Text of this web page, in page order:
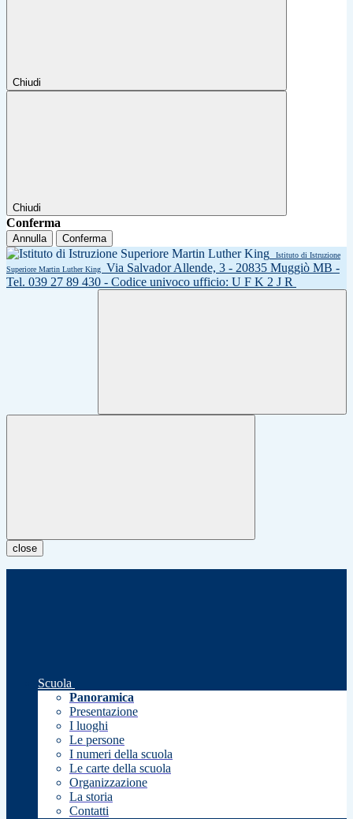
Chiudi
Chiudi
Conferma
Annulla Conferma
Istituto di Istruzione
Superiore Martin Luther King
Via Salvador Allende, 3 - 20835 Muggiò MB -
Tel. 039 27 89 430 - Codice univoco ufficio: U F K 2 J R
close
Scuola
Panoramica
Presentazione
I luoghi
Le persone
I numeri della scuola
Le carte della scuola
Organizzazione
La storia
Contatti